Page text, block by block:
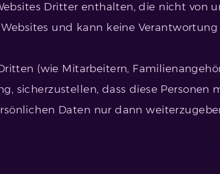
Dritter enthalten, die nicht von
und kann keine
(wie Mitarbeitern,
sicherzustellen, dass diese
Daten nur dann